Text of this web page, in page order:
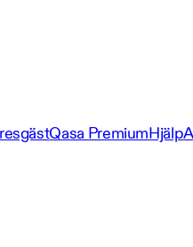
Qasa PremiumHjälp